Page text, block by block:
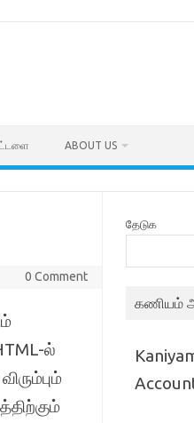
ABOUT US
0 Comment
ல்
தேடுக
கணியம்